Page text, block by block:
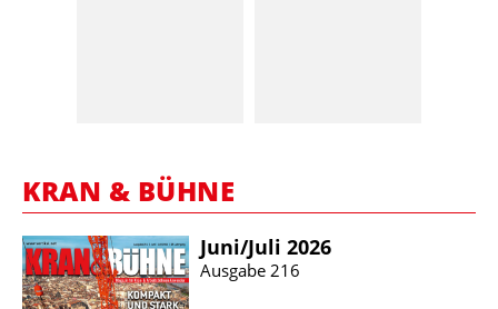
KRAN & BÜHNE
Juni/​Juli 2026
Ausgabe 216